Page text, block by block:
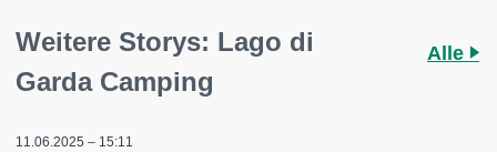
Weitere Storys: Lago di
Garda Camping
Alle
11.06.2025 – 15:11